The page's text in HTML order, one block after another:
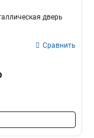
дверь
Сравнить